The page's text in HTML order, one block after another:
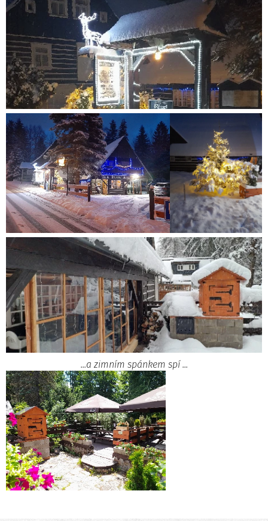
...a zimním spánkem spí ...